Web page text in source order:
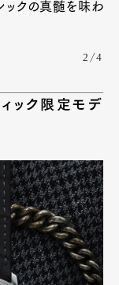
ックの真髄を味わ
2/4
ック限定モデ